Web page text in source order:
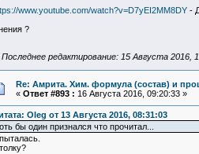
www.youtube.com/watch?v=D7yEI2MM8DY-
?
Последнее редактирование: 15 Августа 2016,
Re: Амрита. Хим. формула (состав) и
« Ответ #893 : 16 Августа 2016, 09:20:33 »
Oleg от 13 Августа 2016, 08:31:03
бы один признался что прочитал...